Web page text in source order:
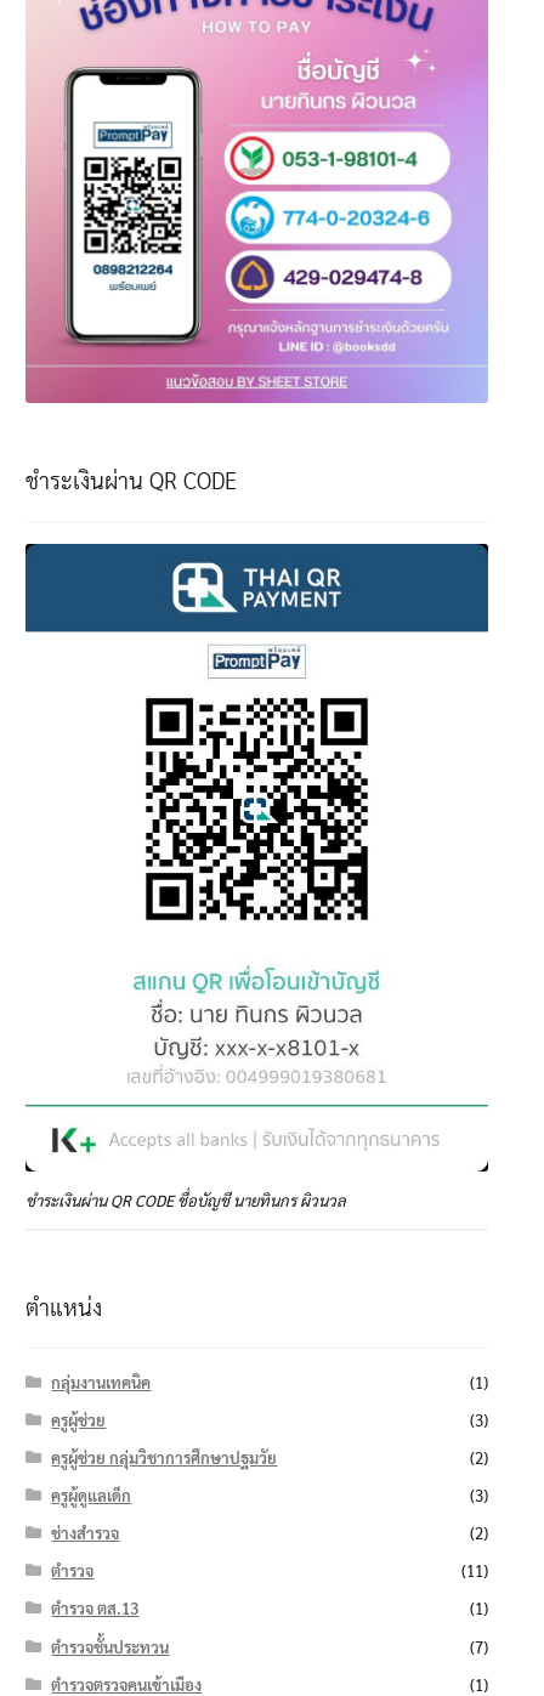
ชำระเงินผ่าน QR CODE
ชำระเงินผ่าน QR CODE ชื่อบัญชี นายทินกร ผิวนวล
ตำแหน่ง
กลุ่มงานเทคนิค
(1)
ครูผู้ช่วย
(3)
ครูผู้ช่วย กลุ่มวิชาการศึกษาปฐมวัย
(2)
ครูผู้ดูแลเด็ก
(3)
ช่างสำรวจ
(2)
ตำรวจ
(11)
ตำรวจ ตส.13
(1)
ตำรวจชั้นประทวน
(7)
ตำรวจตรวจคนเข้าเมือง
(1)